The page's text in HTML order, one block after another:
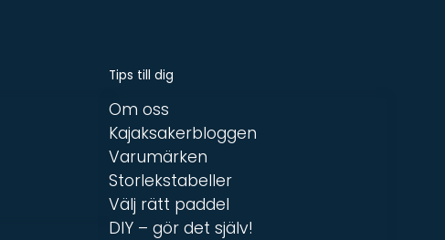
Tips till dig
Om oss
Kajaksakerbloggen
Varumärken
Storlekstabeller
Välj rätt paddel
DIY – gör det själv!